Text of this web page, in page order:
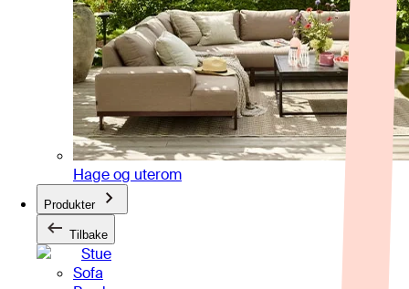
Hage og uterom
Produkter
Tilbake
Stue
Sofa